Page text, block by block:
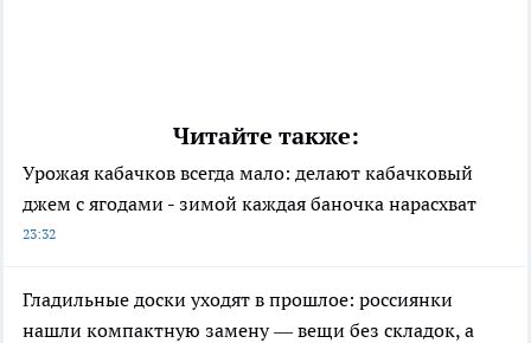
Читайте также:
Урожая кабачков всегда мало: делают кабачковый
джем с ягодами - зимой каждая баночка нарасхват
23:32
Гладильные доски уходят в прошлое: россиянки
нашли компактную замену — вещи без складок, а